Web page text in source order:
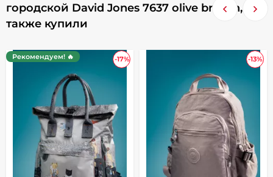
городской David Jones 7637 olive branch,
также купили
-17%
Рекомендуем! 🔥 -13%